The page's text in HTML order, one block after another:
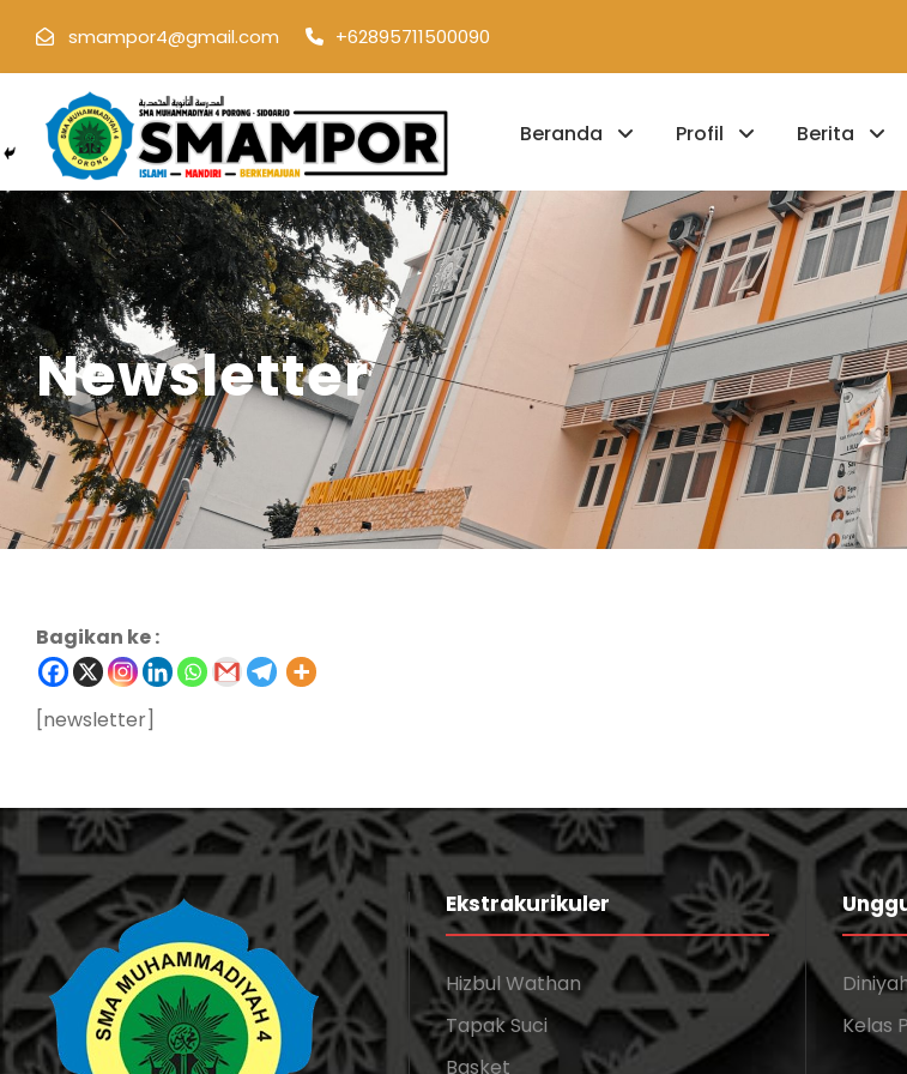
smampor4@gmail.com +62895711500090
Beranda Profil Berita
Newsletter
Bagikan ke :
[newsletter]
Ekstrakurikuler
Hizbul Wathan
Tapak Suci
Basket
Kelas